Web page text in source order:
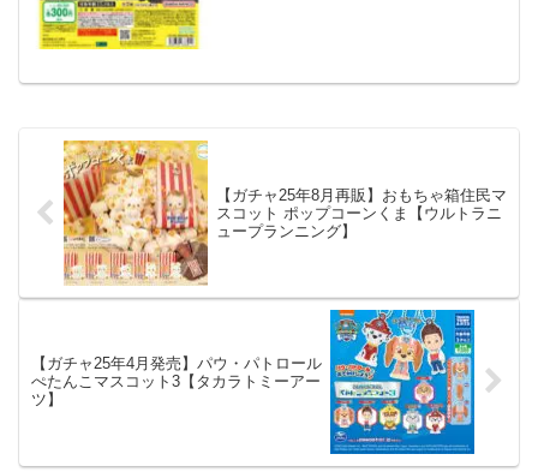
【ガチャ25年8月再販】おもちゃ箱住民マ
スコット ポップコーンくま【ウルトラニ
ュープランニング】
【ガチャ25年4月発売】パウ・パトロール
ぺたんこマスコット3【タカラトミーアー
ツ】